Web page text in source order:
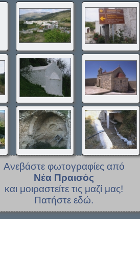
Ανεβάστε φωτογραφίες από
Νέα Πραισός
και μοιραστείτε τις μαζί μας!
Πατήστε εδώ.